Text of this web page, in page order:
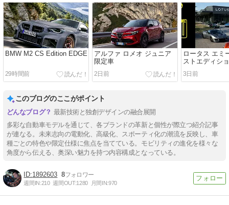
BMW M2 CS Edition EDGE
29時間前
アルファ ロメオ ジュニア
限定車
2日前
ロータス エミ
ストエディシ
3日前
このブログのここがポイント
最新技術と独創デザインの融合展開
多彩な自動車モデルを通じて、各ブランドの革新と個性が際立つ紹介記事
が連なる。未来志向の電動化、高級化、スポーティ化の潮流を反映し、車
種ごとの特色や限定仕様に焦点を当てている。モビリティの進化を様々な
角度から伝える、奥深い魅力を持つ内容構成となっている。
1892603 8
週間IN:210 週間OUT:1280 月間IN:970